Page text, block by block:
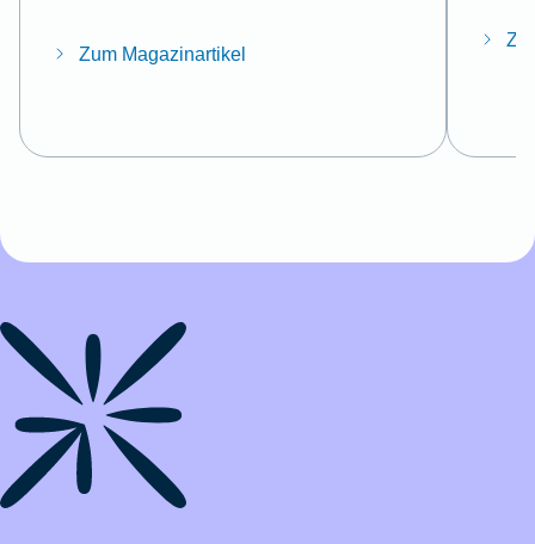
Zum Magazinartikel